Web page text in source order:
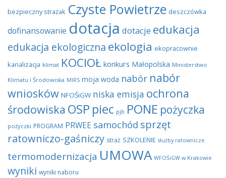
bezpieczny strażak Czyste Powietrze deszczówka
dofinansowanie dotacja dotacje edukacja
edukacja ekologiczna ekologia ekopracownie
kanalizacja klimat KOCIOŁ konkurs Małopolska Ministerstwo
Klimatu i Środowiska MIRS moja woda nabór nabór
wniosków NFOŚiGW niska emisja ochrona
środowiska OSP piec pjb PONE pożyczka
pożyczki PROGRAM PRWEE samochód sprzęt
ratowniczo-gaśniczy straż SZKOLENIE służby ratownicze
termomodernizacja UMOWA WFOŚiGW w Krakowie
wyniki wyniki naboru